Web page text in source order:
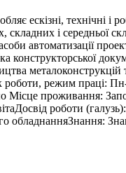
ескізні, технічні і
складних і середньої
автоматизації
конструкторської
роботи, режим праці:
Місце проживання:
роботи
обладнанняЗнання: